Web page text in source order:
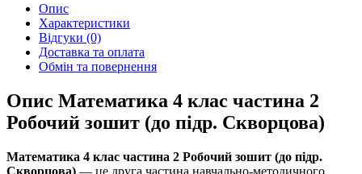
Опис
Характеристики
Відгуки (0)
Доставка та оплата
Обмін та повернення
Опис Математика 4 клас частина 2
Робочий зошит (до підр. Скворцова)
Математика 4 клас частина 2 Робочий зошит (до підр.
Скворцова) — це друга частина навчально-методичного